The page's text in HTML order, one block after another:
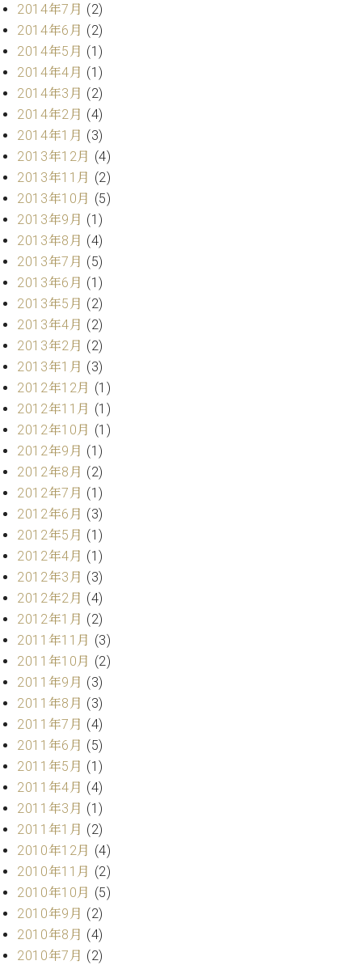
ー
テ
ィ
ス
ト
カ
ス
タ
マ
ー
サ
ー
ス
(
調
律
)
ア
フ
タ
ー
サ
ビ
ス
(調
律)
調
師
紹
介
調
律
料
表
お
問
い
合
せ
尾山調律師のブ
ログ Die
Musikgasse（音
楽の小道）
2014年7月 (2)
2014年6月 (2)
2014年5月 (1)
2014年4月 (1)
2014年3月 (2)
2014年2月 (4)
2014年1月 (3)
2013年12月 (4)
2013年11月 (2)
2013年10月 (5)
2013年9月 (1)
2013年8月 (4)
2013年7月 (5)
2013年6月 (1)
2013年5月 (2)
2013年4月 (2)
2013年2月 (2)
2013年1月 (3)
2012年12月 (1)
2012年11月 (1)
2012年10月 (1)
2012年9月 (1)
2012年8月 (2)
2012年7月 (1)
2012年6月 (3)
2012年5月 (1)
2012年4月 (1)
2012年3月 (3)
2012年2月 (4)
2012年1月 (2)
2011年11月 (3)
2011年10月 (2)
2011年9月 (3)
2011年8月 (3)
2011年7月 (4)
2011年6月 (5)
2011年5月 (1)
2011年4月 (4)
2011年3月 (1)
2011年1月 (2)
2010年12月 (4)
2010年11月 (2)
2010年10月 (5)
2010年9月 (2)
2010年8月 (4)
2010年7月 (2)